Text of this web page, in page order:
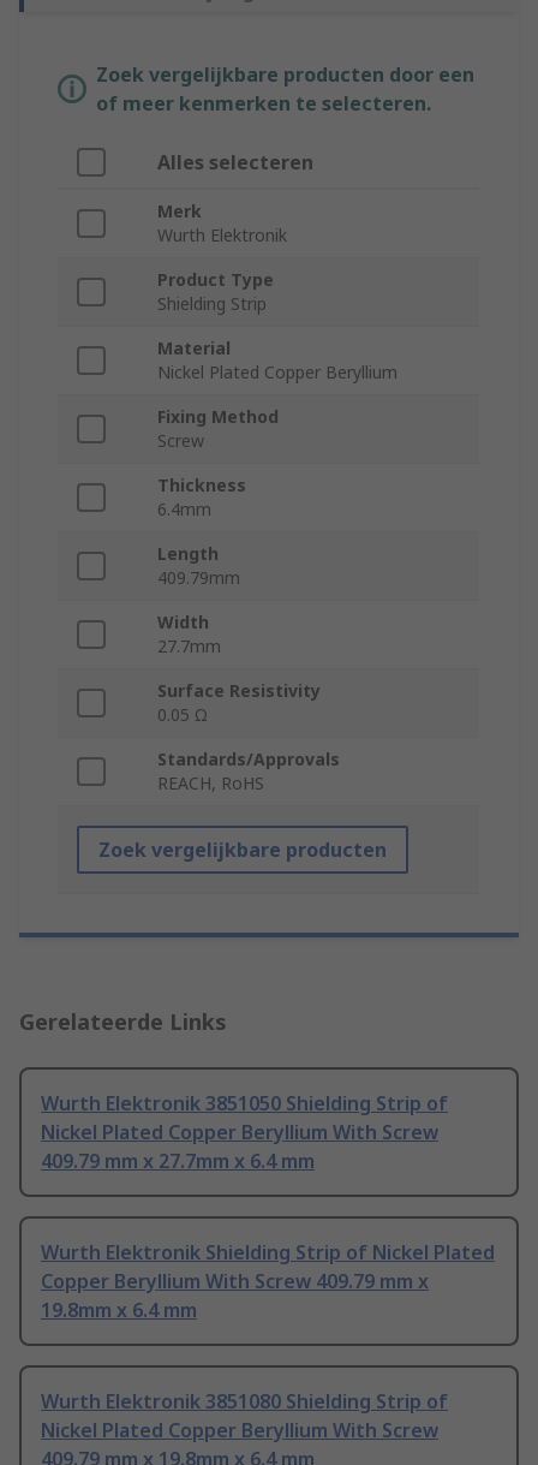
Zoek vergelijkbare producten door een
of meer kenmerken te selecteren.
Alles selecteren
Merk
Wurth Elektronik
Product Type
Shielding Strip
Material
Nickel Plated Copper Beryllium
Fixing Method
Screw
Thickness
6.4mm
Length
409.79mm
Width
27.7mm
Surface Resistivity
0.05 Ω
Standards/Approvals
REACH, RoHS
Zoek vergelijkbare producten
Gerelateerde Links
Wurth Elektronik 3851050 Shielding Strip of
Nickel Plated Copper Beryllium With Screw
409.79 mm x 27.7mm x 6.4 mm
Wurth Elektronik Shielding Strip of Nickel Plated
Copper Beryllium With Screw 409.79 mm x
19.8mm x 6.4 mm
Wurth Elektronik 3851080 Shielding Strip of
Nickel Plated Copper Beryllium With Screw
409.79 mm x 19.8mm x 6.4 mm